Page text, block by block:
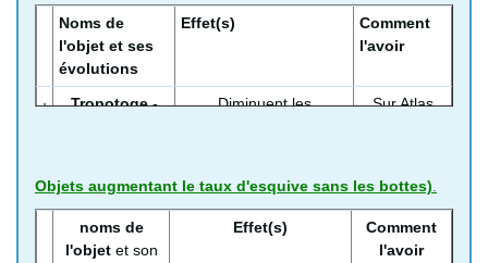
Robe chatoyante
femme
uniquement
Renvoie les
sorts (pas les
Alchiminach
Noms de
l'objet et ses
évolutions
Effet(s)
Comment
l'avoir
Tropotoge-
Diminuent les
contre le poison, la
Sur Atlas
Bouclier du
12 500 PO
Objets augmentant le taux d'esquive sans les bottes)
noms de
l'objetet son
Effet(s)
Comment
l'avoir